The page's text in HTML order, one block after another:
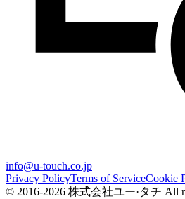
info@u-touch.co.jp
Privacy PolicyTerms of ServiceCookie
© 2016-2026 株式会社ユー·タチ All